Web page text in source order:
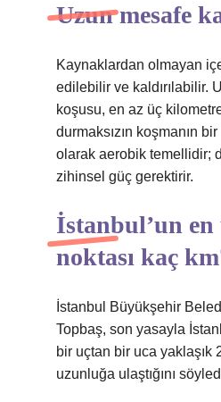
Uzun mesafe
Kaynaklardan olmayan
edilebilir ve kaldırılabilir.
koşusu, en az üç
durmaksızın koşmanın
olarak aerobik temellidir;
zihinsel güç gerektirir.
İstanbul’un
noktası kaç
İstanbul Büyükşehir
Topbaş, son yasayla
bir uçtan bir uca yaklaşık
uzunluğa ulaştığını